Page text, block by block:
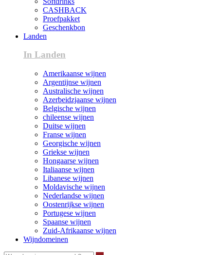
CASHBACK
Proefpakket
Geschenkbon
Landen
In Landen
Amerikaanse wijnen
Argentijnse wijnen
Australische wijnen
Azerbeidzjaanse wijnen
Belgische wijnen
chileense wijnen
Duitse wijnen
Franse wijnen
Georgische wijnen
Griekse wijnen
Hongaarse wijnen
Italiaanse wijnen
Libanese wijnen
Moldavische wijnen
Nederlandse wijnen
Oostenrijkse wijnen
Portugese wijnen
Spaanse wijnen
Zuid-Afrikaanse wijnen
Wijndomeinen